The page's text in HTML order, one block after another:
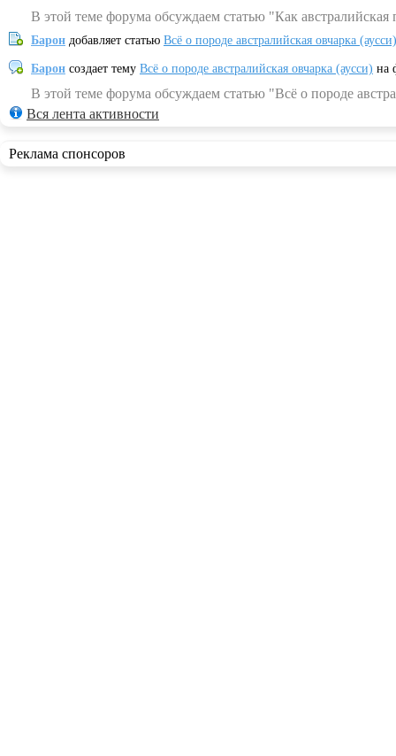
В этой теме форума обсуждаем статью "Как
Барон добавляет статью Всё о породе австралийская овчарка (аусси)
Барон создает тему Всё о породе австралийская овчарка (аусси) на
В этой теме форума обсуждаем статью "Всё о породе
Вся лента активности
Реклама спонсоров